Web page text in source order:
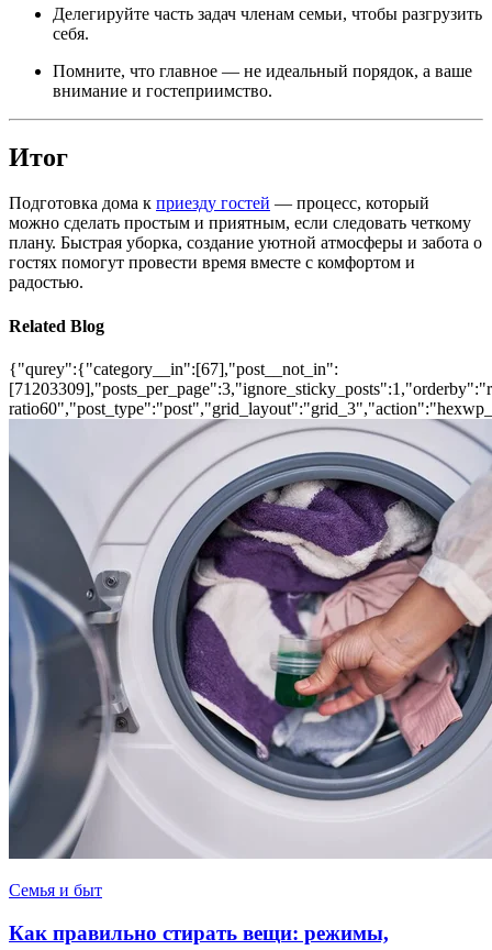
Делегируйте часть задач членам семьи, чтобы разгрузить
себя.
Помните, что главное — не идеальный порядок, а ваше
внимание и гостеприимство.
Итог
Подготовка дома к приезду гостей — процесс, который
можно сделать простым и приятным, если следовать четкому
плану. Быстрая уборка, создание уютной атмосферы и забота о
гостях помогут провести время вместе с комфортом и
радостью.
Related Blog
{"qurey":{"category__in":[67],"post__not_in":
Семья и быт
Как правильно стирать вещи: режимы,